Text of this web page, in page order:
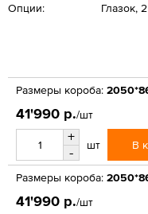
Опции:
Глазок,
Размеры короба:
41'990 р./шт
+
-
шт В
Размеры короба:
41'990 р./шт